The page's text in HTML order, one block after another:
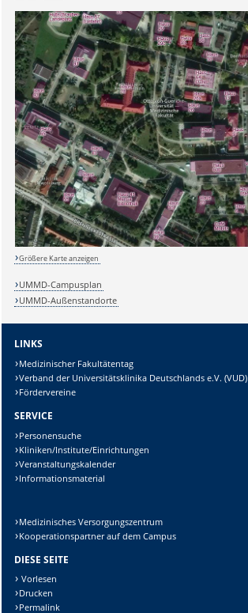
Größere Karte anzeigen
UMMD-Campusplan
UMMD-Außenstandorte
LINKS
Medizinischer Fakultätentag
Verband der Universitätsklinika Deutschlands e.V. (VUD)
Fördervereine
SERVICE
Personensuche
Kliniken/Institute/Einrichtungen
Veranstaltungskalender
Informationsmaterial
Medizinisches Versorgungszentrum
Kooperationspartner auf dem Campus
DIESE SEITE
Vorlesen
Drucken
Permalink